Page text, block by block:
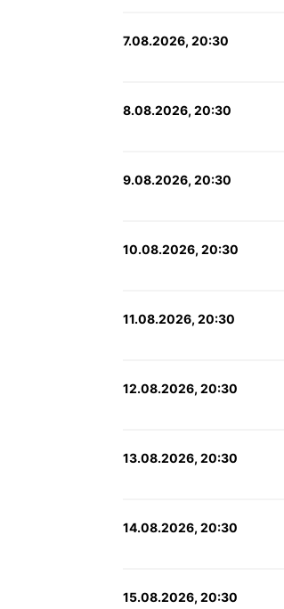
7.08.2026, 20:30
8.08.2026, 20:30
9.08.2026, 20:30
10.08.2026, 20:30
11.08.2026, 20:30
12.08.2026, 20:30
13.08.2026, 20:30
14.08.2026, 20:30
15.08.2026, 20:30